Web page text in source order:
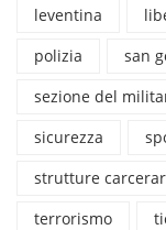
leventina
polizia
san
sezione del
sicurezza
strutture
terrorismo